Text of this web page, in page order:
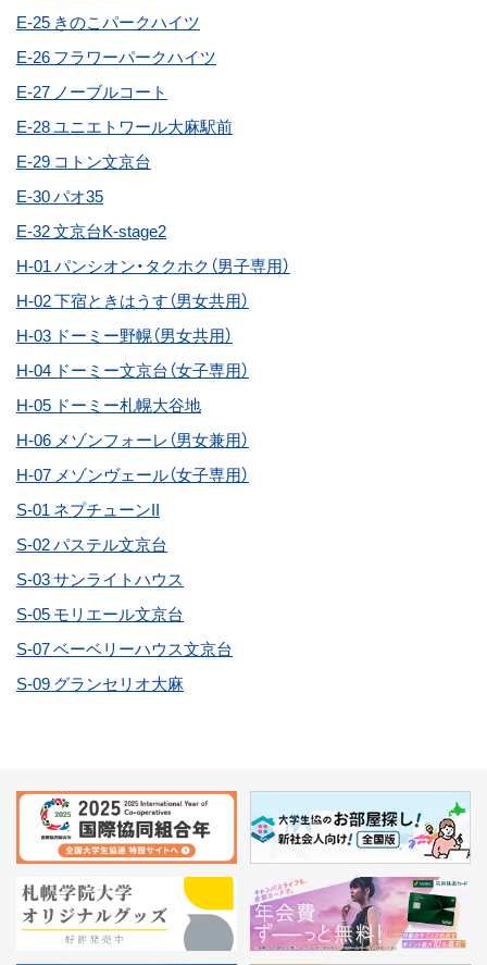
E-25 きのこパークハイツ
E-26 フラワーパークハイツ
E-27 ノーブルコート
E-28 ユニエトワール大麻駅前
E-29 コトン文京台
E-30 パオ35
E-32 文京台K-stage2
H-01 パンシオン・タクホク（男子専用）
H-02 下宿ときはうす（男女共用）
H-03 ドーミー野幌（男女共用）
H-04 ドーミー文京台（女子専用）
H-05 ドーミー札幌大谷地
H-06 メゾンフォーレ（男女兼用）
H-07 メゾンヴェール（女子専用）
S-01 ネプチューンII
S-02 パステル文京台
S-03 サンライトハウス
S-05 モリエール文京台
S-07 ベーベリーハウス文京台
S-09 グランセリオ大麻